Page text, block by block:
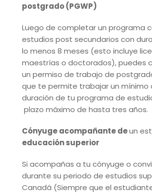
postgrado (PGWP)
Luego de completar un programa
estudios post secundarios con
lo menos 8 meses (esto incluye
maestrías o doctorados), puedes
un permiso de trabajo de
que te permite trabajar un mínimo
duración de tu programa de
plazo máximo de hasta tres años.
Cónyuge acompañante deun
educación superior
Si acompañas a tu cónyuge o
durante su periodo de estudios
Canadá (Siempre que el